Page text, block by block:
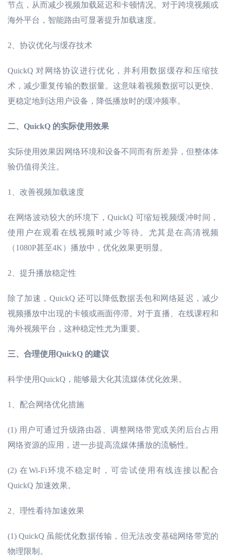
节点，从而减少视频加载延迟和卡顿情况。对于跨境视频或
海外平台，智能路由可显著提升加载速度。
2、协议优化与缓存技术
QuickQ 对网络协议进行优化，并利用数据缓存和压缩技
术，减少重复传输的数据量。这意味着视频数据可以更快、
更稳定地到达用户设备，降低播放时的缓冲频率。
二、 QuickQ 的实际使用效果
实际使用效果因网络环境和设备不同而有所差异，但整体体
验仍值得关注。
1、改善视频加载速度
在网络波动较大的环境下， QuickQ 可缩短视频缓冲时间，
使用户在观看在线视频时减少等待。尤其是在高清视频
（1080P甚至4K）播放中，优化效果更明显。
2、提升播放稳定性
除了加速， QuickQ 还可以降低数据丢包和网络延迟，减少
视频播放中出现的卡顿或画面停滞。对于直播、在线课程和
海外视频平台，这种稳定性尤为重要。
三、合理使用QuickQ 的建议
科学使用QuickQ，能够最大化其流媒体优化效果。
1、配合网络优化措施
(1) 用户可通过升级路由器、调整网络带宽或关闭后台占用
网络资源的应用，进一步提高流媒体播放的流畅性。
(2) 在Wi-Fi环境不稳定时，可尝试使用有线连接以配合
QuickQ 加速效果。
2、理性看待加速效果
(1)QuickQ 虽能优化数据传输，但无法改变基础网络带宽的
物理限制。